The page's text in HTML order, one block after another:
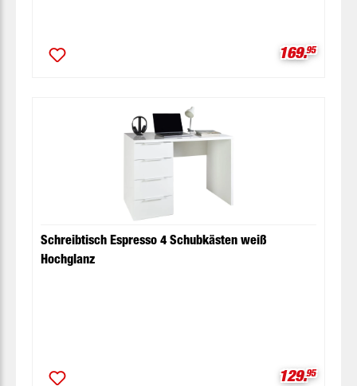
169.95
Schreibtisch Espresso 4 Schubkästen weiß
Hochglanz
129.95